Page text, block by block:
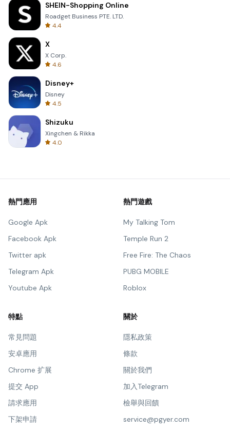
SHEIN-Shopping Online
Roadget Business PTE. LTD.
4.4
X
X Corp.
4.6
Disney+
Disney
4.5
Shizuku
Xingchen & Rikka
4.0
熱門應用
Google Apk
Facebook Apk
Twitter apk
Telegram Apk
Youtube Apk
熱門遊戲
My Talking Tom
Temple Run 2
Free Fire: The Chaos
PUBG MOBILE
Roblox
特點
常見問題
安卓應用
Chrome 扩展
提交 App
請求應用
下架申請
關於
隱私政策
條款
關於我們
加入Telegram
檢舉與回饋
service@pgyer.com